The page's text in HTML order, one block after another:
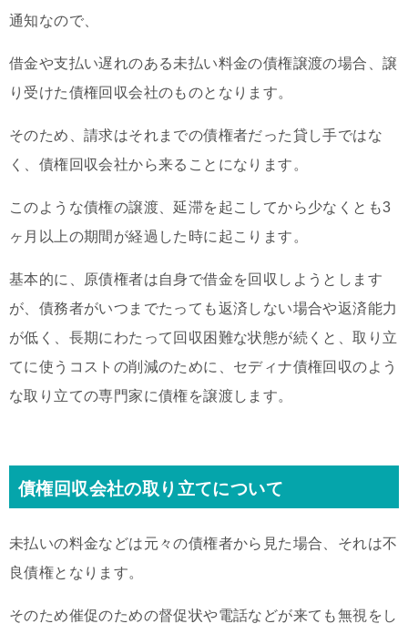
通知なので、
借金や支払い遅れのある未払い料金の債権譲渡の場合、譲
り受けた債権回収会社のものとなります。
そのため、請求はそれまでの債権者だった貸し手ではな
く、債権回収会社から来ることになります。
このような債権の譲渡、延滞を起こしてから少なくとも3
ヶ月以上の期間が経過した時に起こります。
基本的に、原債権者は自身で借金を回収しようとします
が、債務者がいつまでたっても返済しない場合や返済能力
が低く、長期にわたって回収困難な状態が続くと、取り立
てに使うコストの削減のために、セディナ債権回収のよう
な取り立ての専門家に債権を譲渡します。
債権回収会社の取り立てについて
未払いの料金などは元々の債権者から見た場合、それは不
良債権となります。
そのため催促のための督促状や電話などが来ても無視をし